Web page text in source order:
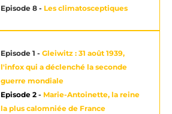
Episode 8 - Les climatosceptiques
Episode 1 - Gleiwitz : 31 août 1939,
l'infox qui a déclenché la seconde
guerre mondiale
Episode 2- Marie-Antoinette, la reine
la plus calomniée de France